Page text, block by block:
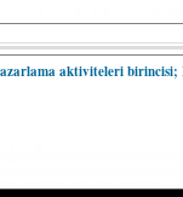
aktiviteleri birincisi;